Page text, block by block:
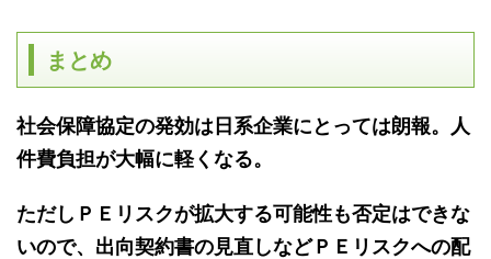
まとめ
社会保障協定の発効は日系企業にとっては朗報。人
件費負担が大幅に軽くなる。
ただしＰＥリスクが拡大する可能性も否定はできな
いので、出向契約書の見直しなどＰＥリスクへの配